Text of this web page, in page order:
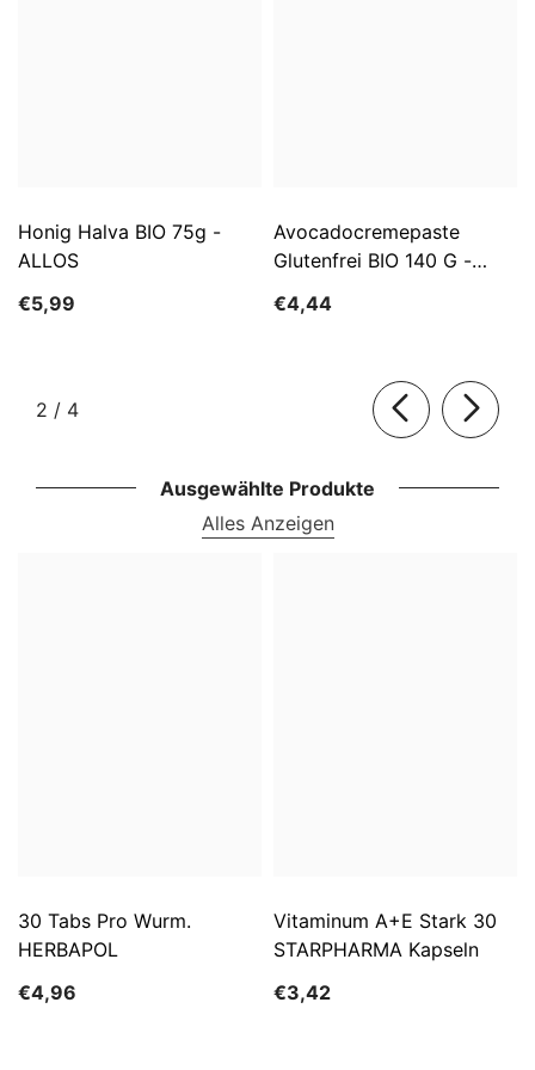
Honig Halva BIO 75g -
ALLOS
€5,99
Avocadocremepaste
Glutenfrei BIO 140 G -
€4,44
2 / von
4
Ausgewählte Produkte
Alles Anzeigen
30 Tabs Pro Wurm.
HERBAPOL
€4,96
Vitaminum A+E Stark 30
STARPHARMA Kapseln
€3,42